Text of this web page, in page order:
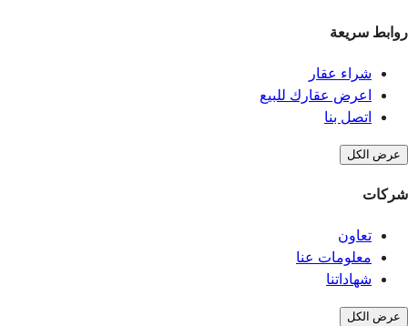
روابط سريعة
شراء عقار
اعرض عقارك للبيع
اتصل بنا
عرض الكل
شركات
تعاون
معلومات عنا
شهاداتنا
عرض الكل